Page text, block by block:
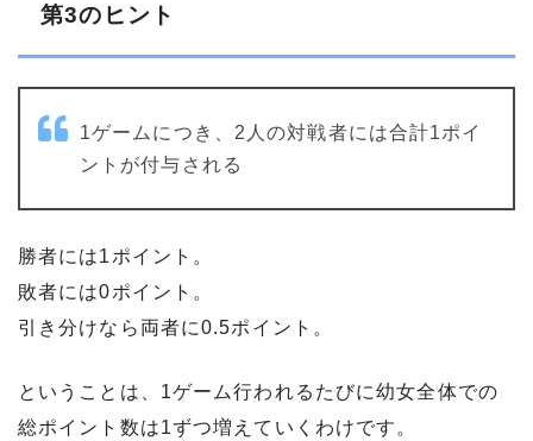
第3のヒント
1ゲームにつき、2人の対戦者には合計1ポイ
ントが付与される
勝者には1ポイント。
敗者には0ポイント。
引き分けなら両者に0.5ポイント。
ということは、1ゲーム行われるたびに幼女全体での
総ポイント数は1ずつ増えていくわけです。